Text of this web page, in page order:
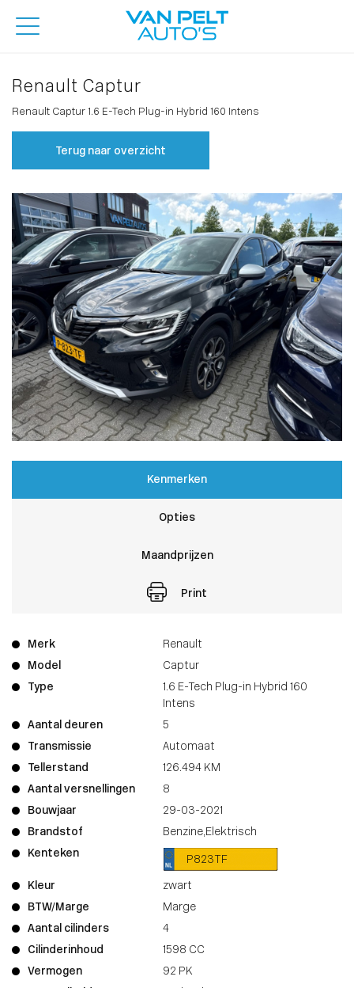
Renault Captur
Renault Captur 1.6 E-Tech Plug-in Hybrid 160 Intens
Terug naar overzicht
Kenmerken
Opties
Maandprijzen
Print
Merk
Renault
Model
Captur
Type
1.6 E-Tech Plug-in Hybrid 160
Intens
Aantal deuren
5
Transmissie
Automaat
Tellerstand
126.494 KM
Aantal versnellingen
8
Bouwjaar
29-03-2021
Brandstof
Benzine,Elektrisch
Kenteken
P823TF
Kleur
zwart
BTW/Marge
Marge
Aantal cilinders
4
Cilinderinhoud
1598 CC
Vermogen
92 PK